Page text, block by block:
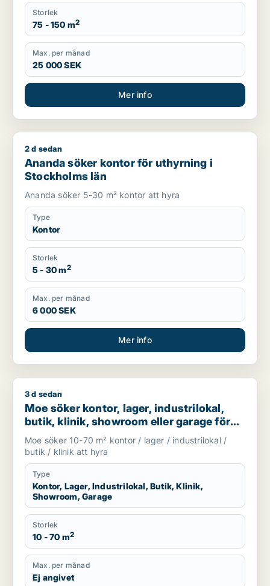
Storlek
75 - 150 m2
Max. per månad
25 000 SEK
Mer info
Ananda söker kontor för uthyrning i Stockholms län
2 d sedan
Ananda söker kontor för uthyrning i
Stockholms län
Ananda söker 5-30 m² kontor att hyra
Type
Kontor
Storlek
5 - 30 m2
Max. per månad
6 000 SEK
Mer info
Moe söker kontor, lager, industrilokal, butik, klinik,
3 d sedan
Moe söker kontor, lager, industrilokal,
butik, klinik, showroom eller garage för
uthyrning i Stockholm
Moe söker 10-70 m² kontor / lager / industrilokal /
butik / klinik att hyra
Type
Kontor, Lager, Industrilokal, Butik, Klinik,
Showroom, Garage
Storlek
10 - 70 m2
Max. per månad
Ej angivet